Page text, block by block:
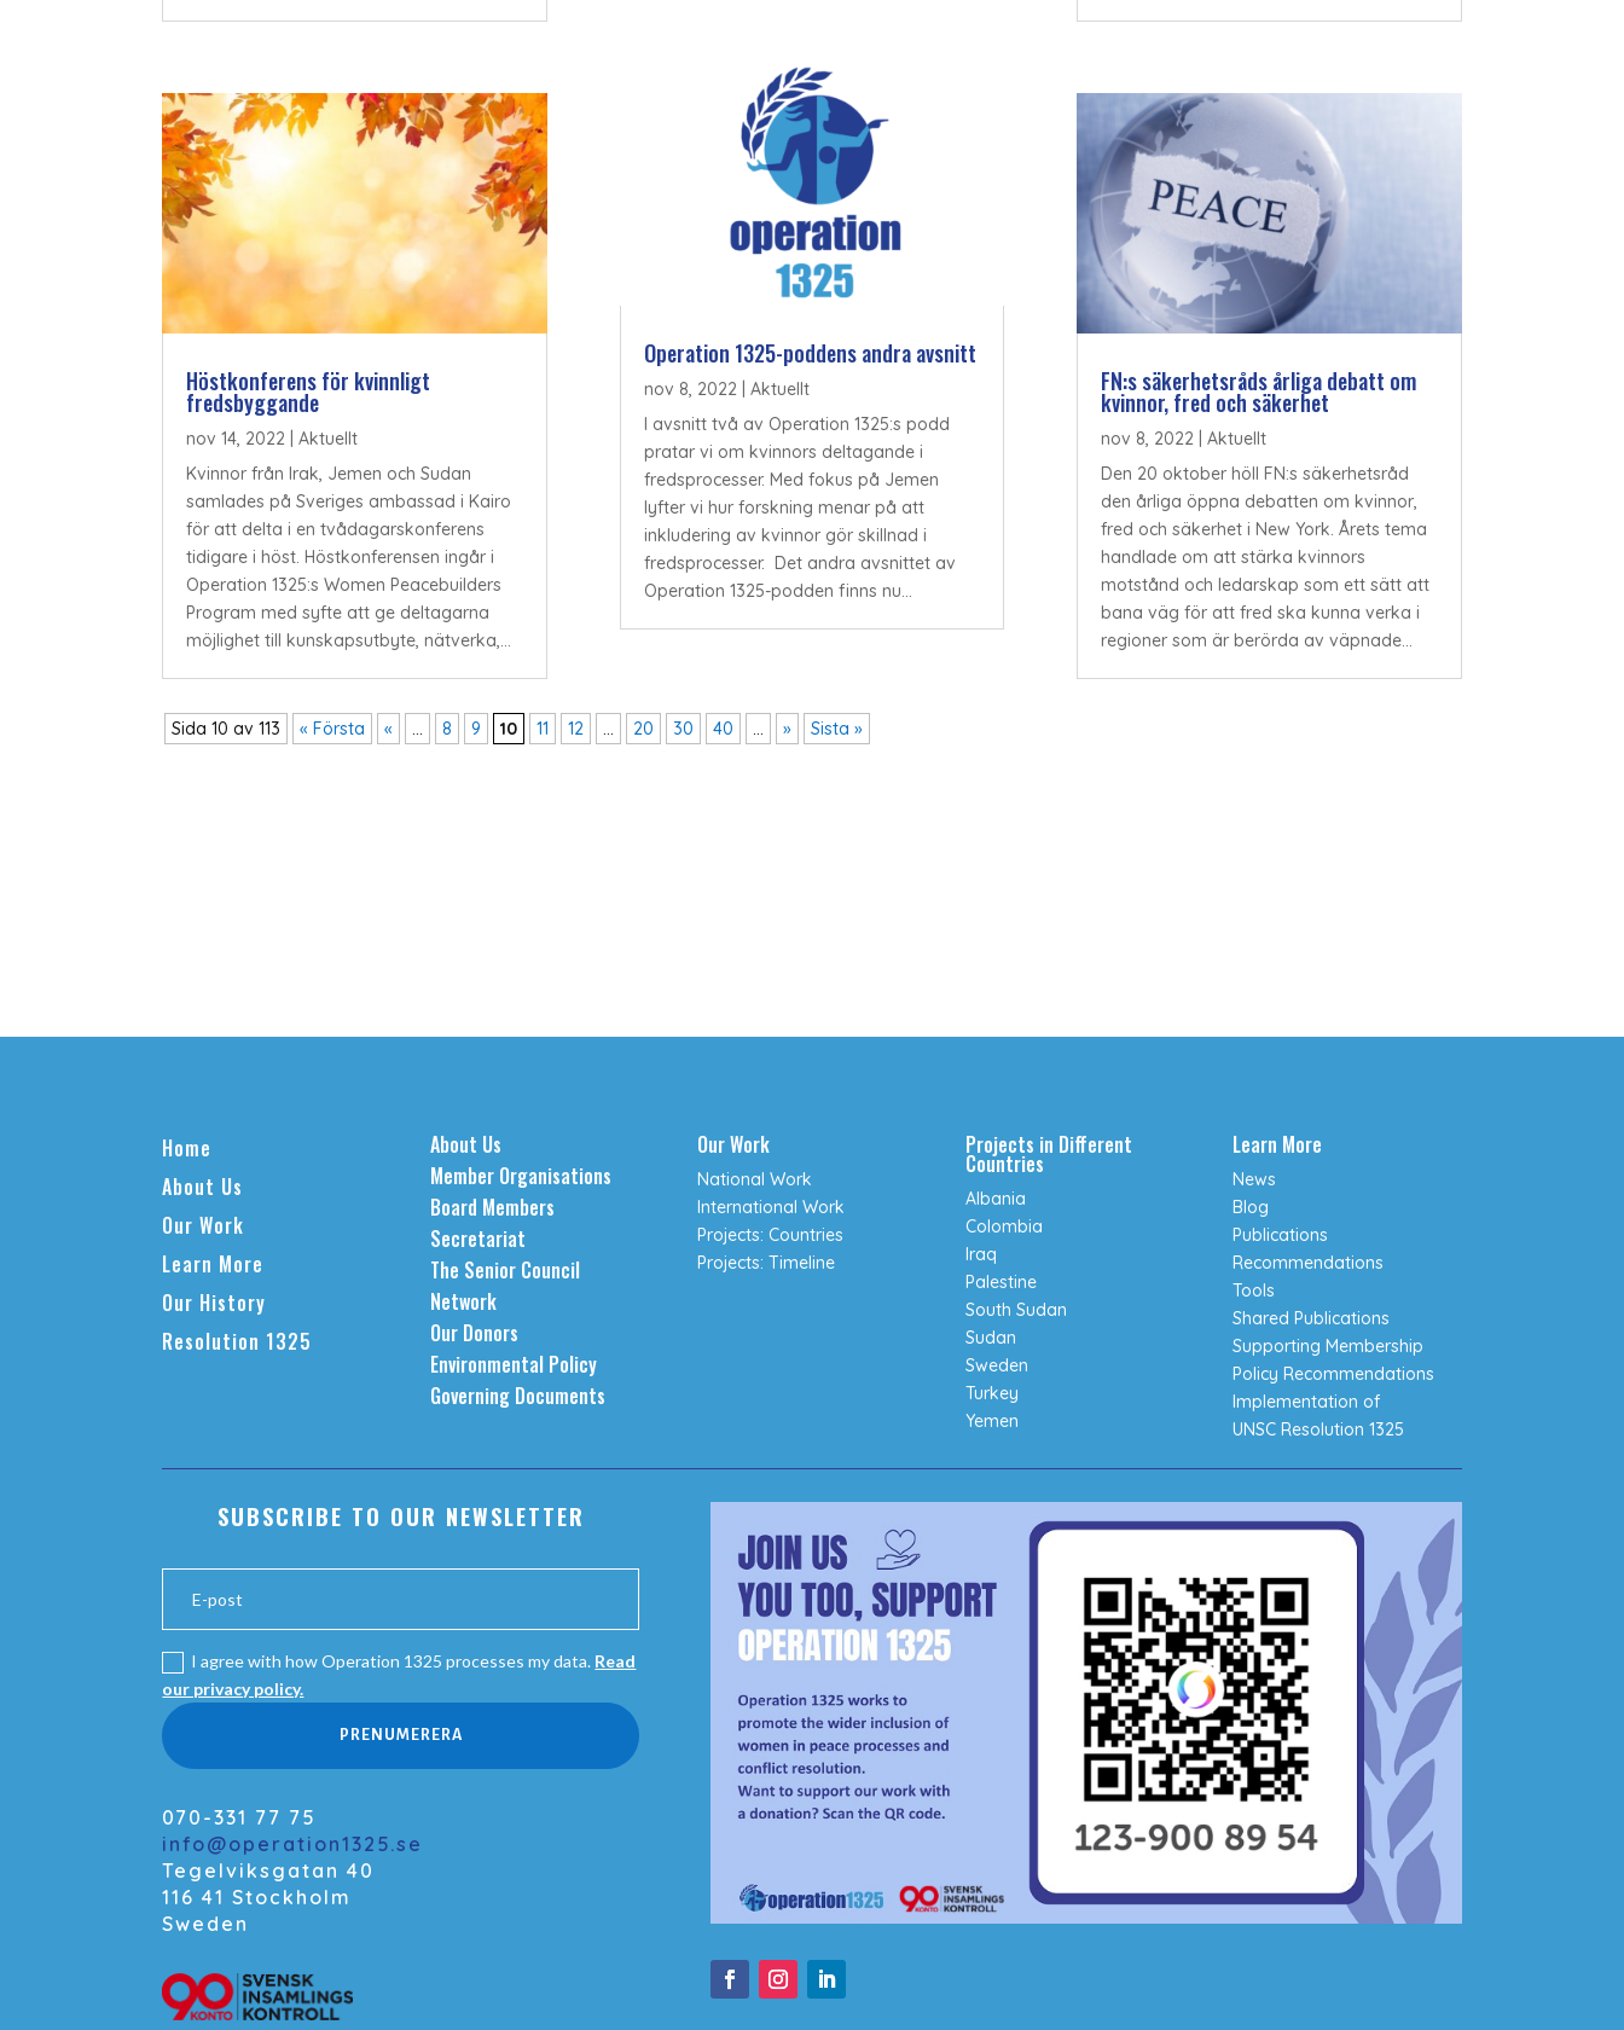
Höstkonferens för kvinnligt
fredsbyggande
nov 14, 2022 |Aktuellt
Kvinnor från Irak, Jemen och Sudan
samlades på Sveriges ambassad i Kairo
för att delta i en tvådagarskonferens
tidigare i höst. Höstkonferensen ingår i
Operation 1325:s Women Peacebuilders
Program med syfte att ge deltagarna
möjlighet till kunskapsutbyte, nätverka,...
Operation 1325-poddens andra avsnitt
nov 8, 2022| Aktuellt
I avsnitt två av Operation 1325:s podd
pratar vi om kvinnors deltagande i
fredsprocesser. Med fokus på Jemen
lyfter vi hur forskning menar på att
inkludering av kvinnor gör skillnad i
fredsprocesser. Det andra avsnittet av
Operation 1325-podden finns nu...
FN:s säkerhetsråds årliga debatt om
kvinnor, fred och säkerhet
nov 8, 2022| Aktuellt
Den 20 oktober höll FN:s säkerhetsråd
den årliga öppna debatten om kvinnor,
fred och säkerhet i New York. Årets tema
handlade om att stärka kvinnors
motstånd och ledarskap som ett sätt att
bana väg för att fred ska kunna verka i
regioner som är berörda av väpnade...
Sida 10 av 113 « Första « ... 8 9 10 11 12 ... 20 30 40 ... » Sista »
Home
About Us
Our Work
Learn More
Our History
Resolution 1325
About Us
Member Organisations
Board Members
Secretariat
The Senior Council
Network
Our Donors
Environmental Policy
Governing Documents
Our Work
National Work
International Work
Projects: Countries
Projects: Timeline
Projects in Different
Countries
Albania
Colombia
Iraq
Palestine
South Sudan
Sudan
Sweden
Turkey
Yemen
Learn More
News
Blog
Publications
Recommendations
Tools
Shared Publications
Supporting Membership
Policy Recommendations
Implementation of
UNSC Resolution 1325
SUBSCRIBE TO OUR NEWSLETTER
I agree with how Operation 1325 processes my data. Read
our privacy policy.
PRENUMERERA
070-331 77 75
info@operation1325.se
Tegelviksgatan 40
116 41 Stockholm
Sweden